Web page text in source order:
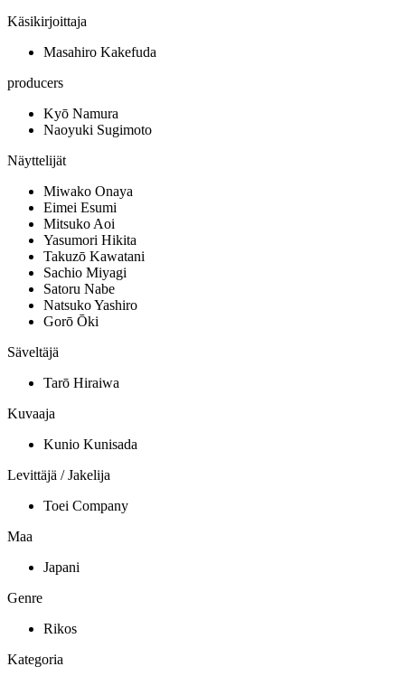
Käsikirjoittaja
Masahiro Kakefuda
producers
Kyō Namura
Naoyuki Sugimoto
Näyttelijät
Miwako Onaya
Eimei Esumi
Mitsuko Aoi
Yasumori Hikita
Takuzō Kawatani
Sachio Miyagi
Satoru Nabe
Natsuko Yashiro
Gorō Ōki
Säveltäjä
Tarō Hiraiwa
Kuvaaja
Kunio Kunisada
Levittäjä / Jakelija
Toei Company
Maa
Japani
Genre
Rikos
Kategoria